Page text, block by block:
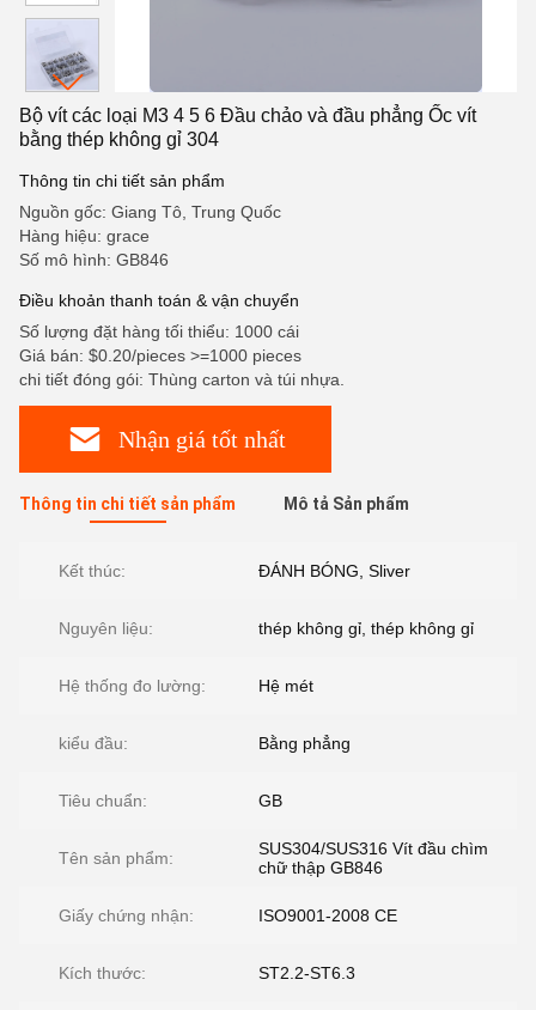
Bộ vít các loại M3 4 5 6 Đầu chảo và đầu phẳng Ốc vít
bằng thép không gỉ 304
Thông tin chi tiết sản phẩm
Nguồn gốc: Giang Tô, Trung Quốc
Hàng hiệu: grace
Số mô hình: GB846
Điều khoản thanh toán & vận chuyển
Số lượng đặt hàng tối thiểu: 1000 cái
Giá bán: $0.20/pieces >=1000 pieces
chi tiết đóng gói: Thùng carton và túi nhựa.
Nhận giá tốt nhất
Thông tin chi tiết sản phẩm Mô tả Sản phẩm
Kết thúc: ĐÁNH BÓNG, Sliver
Nguyên liệu: thép không gỉ, thép không gỉ
Hệ thống đo lường: Hệ mét
kiểu đầu: Bằng phẳng
Tiêu chuẩn: GB
Tên sản phẩm:
SUS304/SUS316 Vít đầu chìm
chữ thập GB846
Giấy chứng nhận: ISO9001-2008 CE
Kích thước: ST2.2-ST6.3